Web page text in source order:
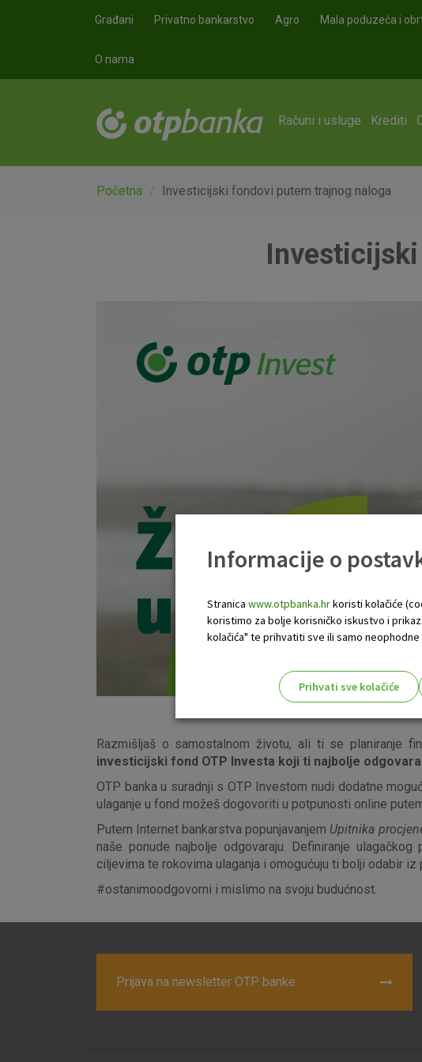
Građani Privatno bankarstvo Agro Mala poduzeća i
O nama
Računi i usluge Krediti
Početna Investicijski fondovi putem trajnog naloga
Razmišljaš o samostalnom životu, ali ti se planiranje
investicijski fond OTP Investa koji ti najbolje
OTP banka u suradnji s OTP Investom nudi dodatne
ulaganje u fond možeš dogovoriti u potpunosti online
Putem Internet bankarstva popunjavanjem Upitnika
naše ponude najbolje odgovaraju. Definiranje
ciljevima te rokovima ulaganja i omogućuju ti bolji odabir iz
#ostanimoodgovorni i mislimo na svoju budućnost.
Prijava na newsletter OTP banke
Informacije o
Stranica www.otpbanka.hrkoristi kolačiće
koristimo za bolje korisničko iskustvo i
kolačića" te prihvatiti sve ili samo neophodne
Prihvati sve kolačiće